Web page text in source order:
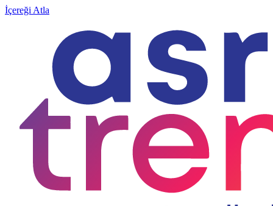
İçereği Atla